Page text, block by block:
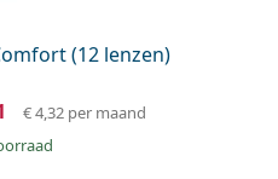
(12 lenzen)
€ 4,32 per maand